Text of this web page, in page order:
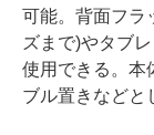
可能。背面フラ
ズまで)やタブ
使用できる。本
ブル置きなどと